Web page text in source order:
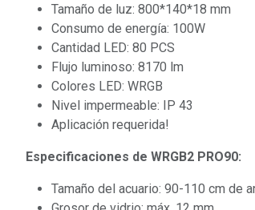
Tamaño de luz: 800*140*18 mm
Consumo de energía: 100W
Cantidad LED: 80 PCS
Flujo luminoso: 8170 lm
Colores LED: WRGB
Nivel impermeable: IP 43
Aplicación requerida!
Especificaciones de WRGB2 PRO90:
Tamaño del acuario: 90-110 cm de